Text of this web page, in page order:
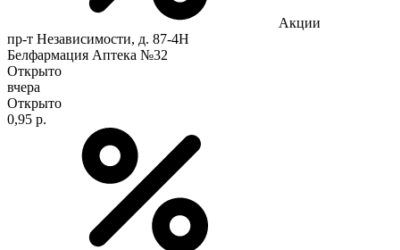
Акции
пр-т Независимости, д. 87-4Н
Белфармация Аптека №32
Открыто
вчера
Открыто
0,95 р.